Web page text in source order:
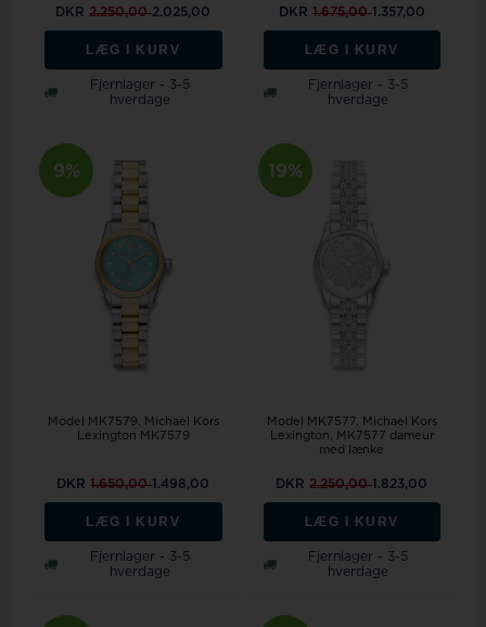
DKR2.250,002.025,00
LÆG I KURV
Fjernlager - 3-5
hverdage
DKR 1.675,001.357,00
LÆG I KURV
Fjernlager - 3-5
hverdage
9%
Model MK7579
Michael Kors
Lexington MK7579
DKR1.650,001.498,00
LÆG I KURV
Fjernlager - 3-5
hverdage
19%
Model MK7577
Michael Kors
Lexington, MK7577 dameur
med lænke
DKR2.250,001.823,00
LÆG I KURV
Fjernlager - 3-5
hverdage